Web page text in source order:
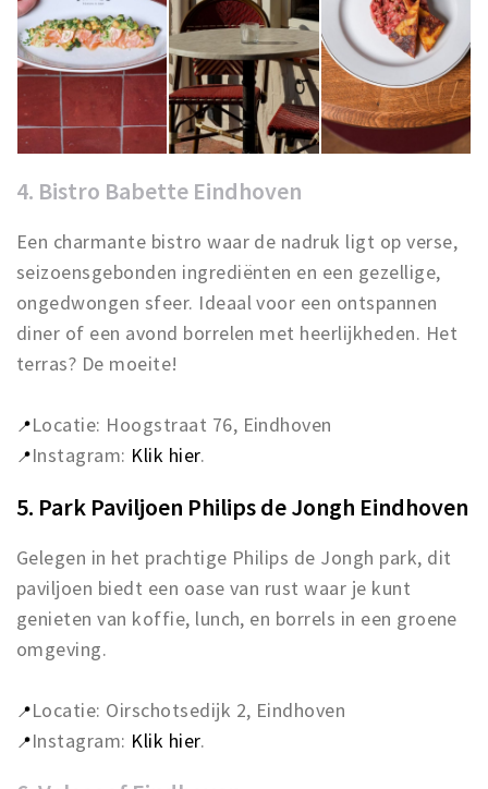
4. Bistro Babette Eindhoven
Een charmante bistro waar de nadruk ligt op verse,
seizoensgebonden ingrediënten en een gezellige,
ongedwongen sfeer. Ideaal voor een ontspannen
diner of een avond borrelen met heerlijkheden. Het
terras? De moeite!
📍Locatie: Hoogstraat 76, Eindhoven
📍Instagram: Klik hier.
5. Park Paviljoen Philips de Jongh Eindhoven
Gelegen in het prachtige Philips de Jongh park, dit
paviljoen biedt een oase van rust waar je kunt
genieten van koffie, lunch, en borrels in een groene
omgeving.
📍Locatie: Oirschotsedijk 2, Eindhoven
📍Instagram: Klik hier.